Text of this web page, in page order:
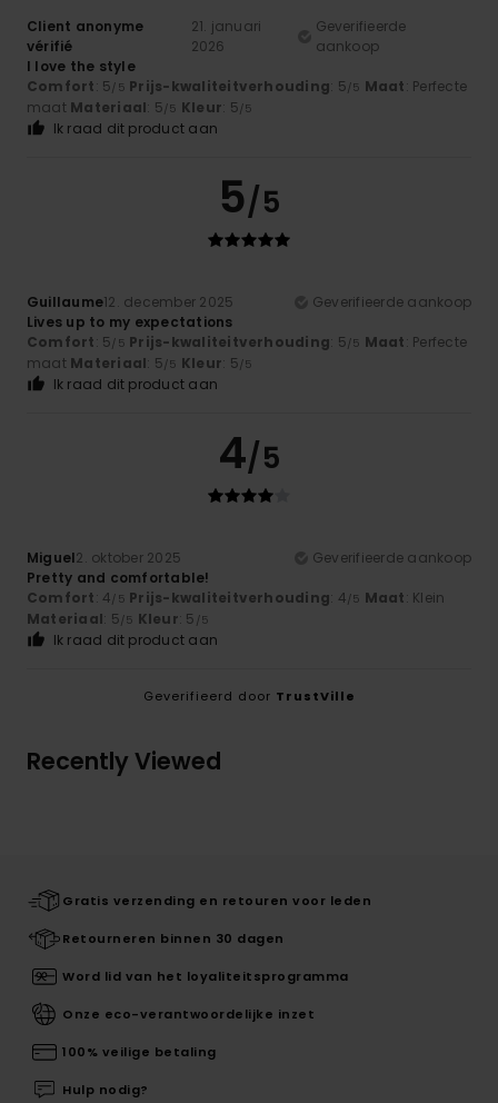
Client anonyme
vérifié
21. januari
2026
Geverifieerde
aankoop
I love the style
Comfort: 5/5 Prijs-kwaliteitverhouding: 5/5 Maat: Perfecte
maat Materiaal: 5/5 Kleur: 5/5
Ik raad dit product aan
5/5
Guillaume12. december 2025
Geverifieerde aankoop
Lives up to my expectations
Comfort: 5/5 Prijs-kwaliteitverhouding: 5/5 Maat: Perfecte
maat Materiaal: 5/5 Kleur: 5/5
Ik raad dit product aan
4/5
Miguel2. oktober 2025
Geverifieerde aankoop
Pretty and comfortable!
Comfort: 4/5 Prijs-kwaliteitverhouding: 4/5 Maat: Klein
Materiaal: 5/5 Kleur: 5 /5
Ik raad dit product aan
Geverifieerd door TrustVille
Recently Viewed
Gratis verzending en retouren voor leden
Retourneren binnen 30 dagen
Word lid van het loyaliteitsprogramma
Onze eco-verantwoordelijke inzet
100% veilige betaling
Hulp nodig?